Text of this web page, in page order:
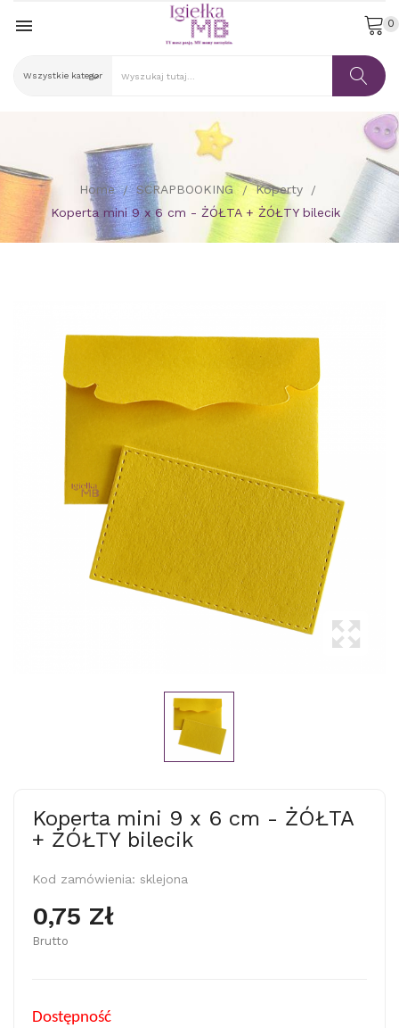
 0
Home SCRAPBOOKING
Koperty
Koperta mini 9 x 6 cm - ŻÓŁTA + ŻÓŁTY bilecik
Koperta mini 9 x 6 cm - ŻÓŁTA
+ ŻÓŁTY bilecik
Kod zamówienia: sklejona
0,75 Zł
Brutto
Dostępność